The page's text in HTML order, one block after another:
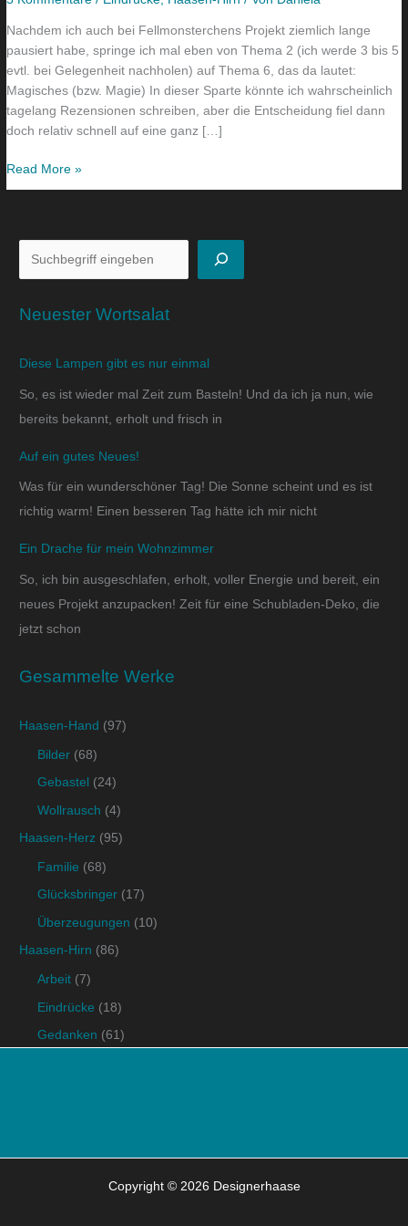
Nachdem ich auch bei Fellmonsterchens Projekt ziemlich lange
pausiert habe, springe ich mal eben von Thema 2 (ich werde 3 bis 5
evtl. bei Gelegenheit nachholen) auf Thema 6, das da lautet:
Magisches (bzw. Magie) In dieser Sparte könnte ich wahrscheinlich
tagelang Rezensionen schreiben, aber die Entscheidung fiel dann
doch relativ schnell auf eine ganz […]
McKillip
Read More »
Neuester Wortsalat
Diese Lampen gibt es nur einmal
So, es ist wieder mal Zeit zum Basteln! Und da ich ja nun, wie
bereits bekannt, erholt und frisch in
Auf ein gutes Neues!
Was für ein wunderschöner Tag! Die Sonne scheint und es ist
richtig warm! Einen besseren Tag hätte ich mir nicht
Ein Drache für mein Wohnzimmer
So, ich bin ausgeschlafen, erholt, voller Energie und bereit, ein
neues Projekt anzupacken! Zeit für eine Schubladen-Deko, die
jetzt schon
Gesammelte Werke
Haasen-Hand (97)
Bilder (68)
Gebastel (24)
Wollrausch (4)
Haasen-Herz (95)
Familie (68)
Glücksbringer (17)
Überzeugungen (10)
Haasen-Hirn (86)
Arbeit (7)
Eindrücke (18)
Gedanken (61)
Copyright © 2026 Designerhaase